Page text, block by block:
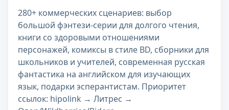
280+ коммерческих сценариев: выбор
большой фэнтези-серии для долгого чтения,
книги со здоровыми отношениями
персонажей, комиксы в стиле BD, сборники для
школьников и учителей, современная русская
фантастика на английском для изучающих
язык, подарки эсперантистам. Приоритет
ссылок: hipolink → Литрес →